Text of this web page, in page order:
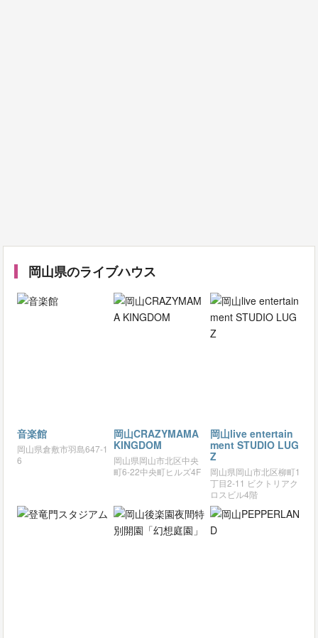
岡山県のライブハウス
音楽館
岡山県倉敷市羽島647-1
6
岡山CRAZYMAMA
KINGDOM
岡山県岡山市北区中央
町6-22中央町ヒルズ4F
岡山live entertain
ment STUDIO LUG
Z
岡山県岡山市北区柳町1
丁目2-11 ビクトリアク
ロスビル4階